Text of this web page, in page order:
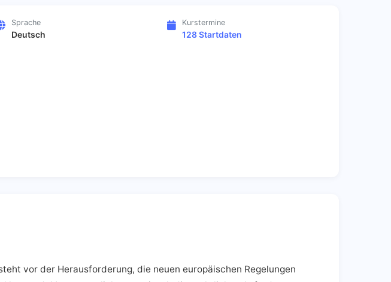
Sprache
Deutsch
Kurstermine
128 Startdaten
vor der Herausforderung, die neuen europäischen Regelungen